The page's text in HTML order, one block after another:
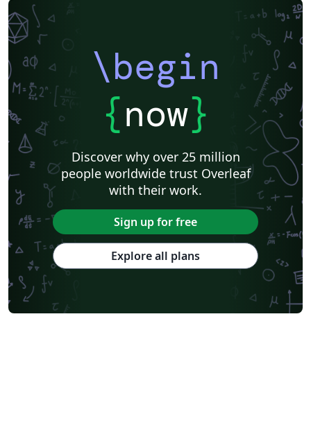
\begin
{now}
Discover why over 25 million
people worldwide trust Overleaf
with their work.
Sign up for free
Explore all plans